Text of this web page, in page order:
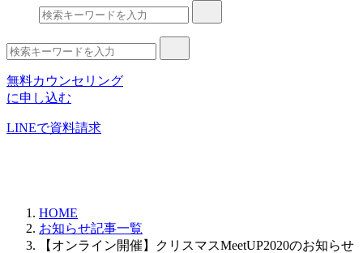
無料カウンセリング
に申し込む
LINEで資料請求
HOME
お知らせ記事一覧
【オンライン開催】クリスマスMeetUP2020のお知らせ